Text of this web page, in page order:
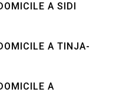
A SIDI
A TINJA-
A